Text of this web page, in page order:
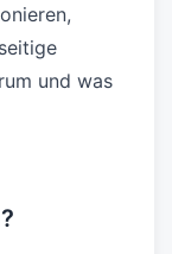
und was